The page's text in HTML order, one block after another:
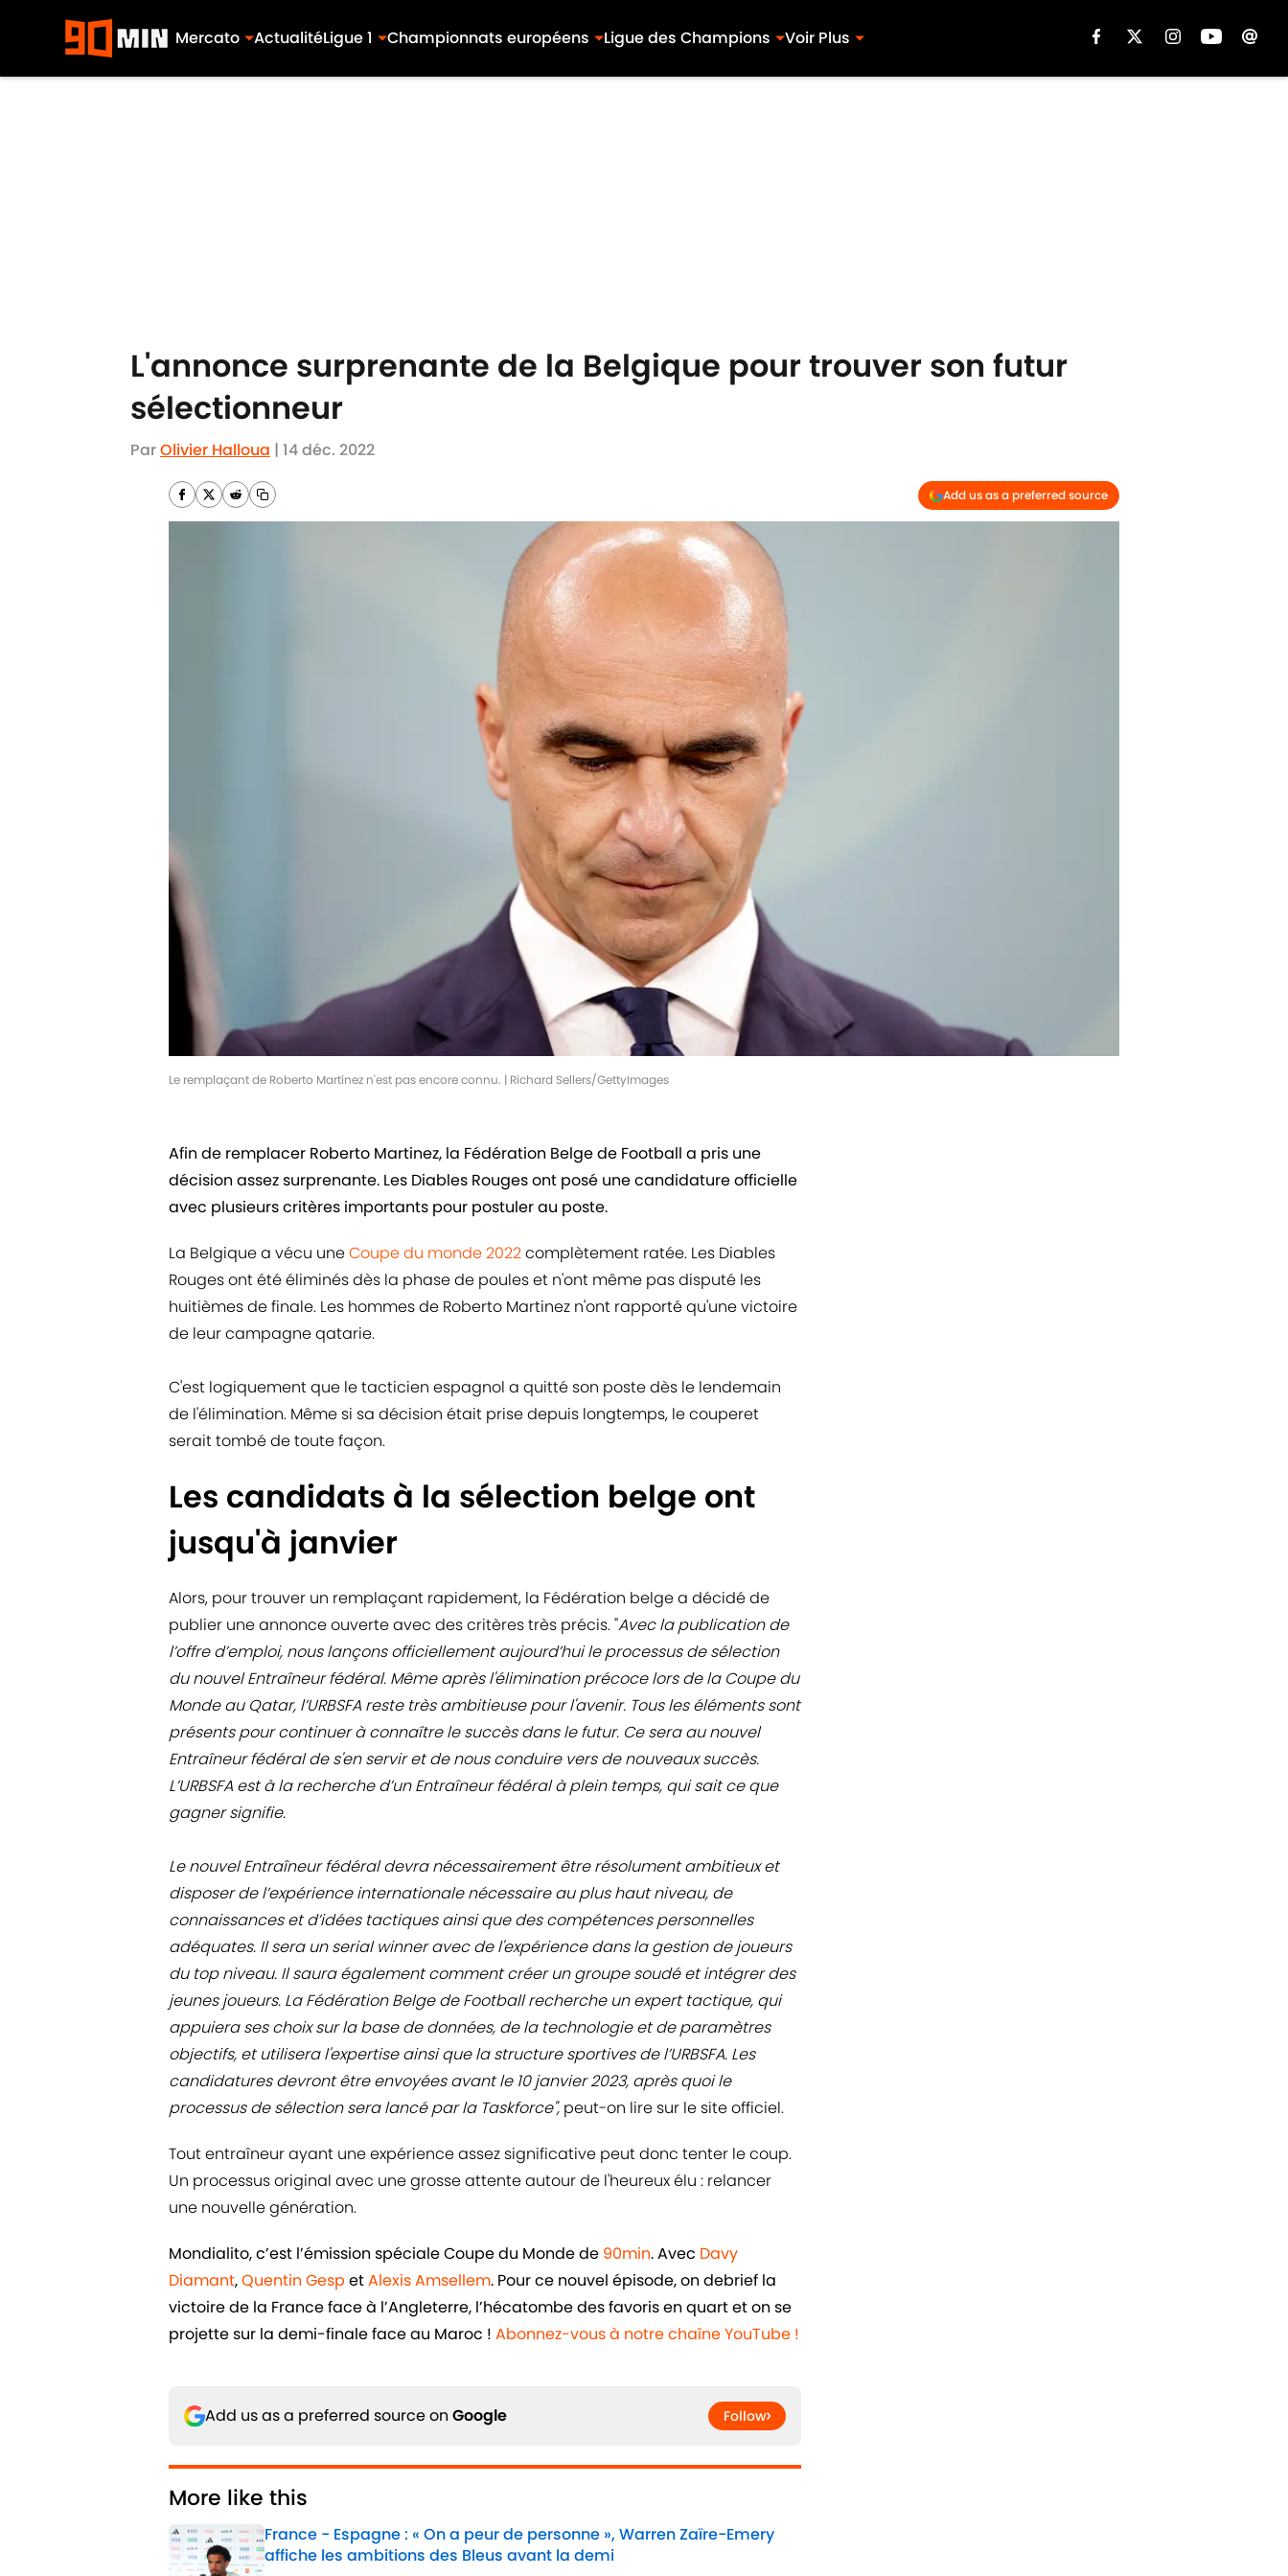
Mercato ActualitéLigue 1 Championnats européens Ligue des Champions Voir Plus
L'annonce surprenante de la Belgique pour trouver son futur
sélectionneur
ParOlivier Halloua | 14 déc. 2022
Add us as a preferred source
Le remplaçant de Roberto Martínez n'est pas encore connu. | Richard Sellers/GettyImages
Afin de remplacer Roberto Martinez, la Fédération Belge de Football a pris une
décision assez surprenante. Les Diables Rouges ont posé une candidature officielle
avec plusieurs critères importants pour postuler au poste.
La Belgique a vécu uneCoupe du monde 2022complètement ratée. Les Diables
Rouges ont été éliminés dès la phase de poules et n'ont même pas disputé les
huitièmes de finale. Les hommes de Roberto Martinez n'ont rapporté qu'une victoire
de leur campagne qatarie.
C'est logiquement que le tacticien espagnol a quitté son poste dès le lendemain
de l'élimination. Même si sa décision était prise depuis longtemps, le couperet
serait tombé de toute façon.
Les candidats à la sélection belge ont
jusqu'à janvier
Alors, pour trouver un remplaçant rapidement, la Fédération belge a décidé de
publier une annonce ouverte avec des critères très précis. "Avec la publication de
l’offre d’emploi, nous lançons officiellement aujourd’hui le processus de sélection
du nouvel Entraîneur fédéral. Même après l'élimination précoce lors de la Coupe du
Monde au Qatar, l’URBSFA reste très ambitieuse pour l'avenir. Tous les éléments sont
présents pour continuer à connaître le succès dans le futur. Ce sera au nouvel
Entraîneur fédéral de s'en servir et de nous conduire vers de nouveaux succès.
L’URBSFA est à la recherche d’un Entraîneur fédéral à plein temps, qui sait ce que
gagner signifie.
Le nouvel Entraîneur fédéral devra nécessairement être résolument ambitieux et
disposer de l’expérience internationale nécessaire au plus haut niveau, de
connaissances et d’idées tactiques ainsi que des compétences personnelles
adéquates. Il sera un serial winner avec de l'expérience dans la gestion de joueurs
du top niveau. Il saura également comment créer un groupe soudé et intégrer des
jeunes joueurs. La Fédération Belge de Football recherche un expert tactique, qui
appuiera ses choix sur la base de données, de la technologie et de paramètres
objectifs, et utilisera l'expertise ainsi que la structure sportives de l’URBSFA. Les
candidatures devront être envoyées avant le 10 janvier 2023, après quoi le
processus de sélection sera lancé par la Taskforce", peut-on lire sur le site officiel.
Tout entraîneur ayant une expérience assez significative peut donc tenter le coup.
Un processus original avec une grosse attente autour de l'heureux élu : relancer
une nouvelle génération.
Mondialito, c’est l’émission spéciale Coupe du Monde de 90min. Avec Davy
Diamant,Quentin Gesp etAlexis Amsellem. Pour ce nouvel épisode, on debrief la
victoire de la France face à l’Angleterre, l’hécatombe des favoris en quart et on se
projette sur la demi-finale face au Maroc ! Abonnez-vous à notre chaîne YouTube !
Add us as a preferred source on Google Follow
More like this
France - Espagne : « On a peur de personne », Warren Zaïre-Emery
affiche les ambitions des Bleus avant la demi